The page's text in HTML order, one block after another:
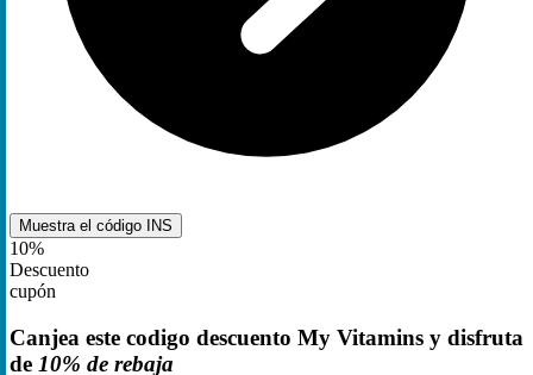
Muestra el código INS
10%
Descuento
cupón
Canjea este codigo descuento My Vitamins y disfruta
de 10% de rebaja